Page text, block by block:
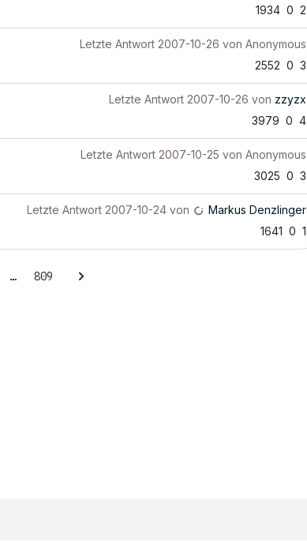
1934 0 2
Letzte Antwort 2007-10-26 von Anonymous
2552 0 3
Letzte Antwort 2007-10-26 von zzyzx
3979 0 4
Letzte Antwort 2007-10-25 von Anonymous
3025 0 3
Letzte Antwort 2007-10-24 von Markus Denzlinger
1641 0 1
… 809